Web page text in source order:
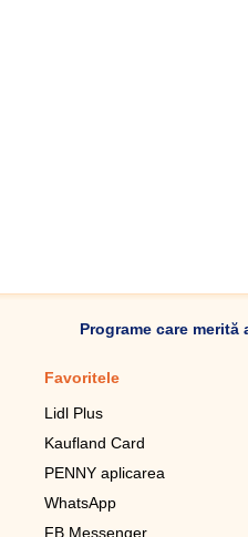
Programe care
Favoritele
Lidl Plus
Kaufland Card
PENNY aplicarea
WhatsApp
FB Messenger